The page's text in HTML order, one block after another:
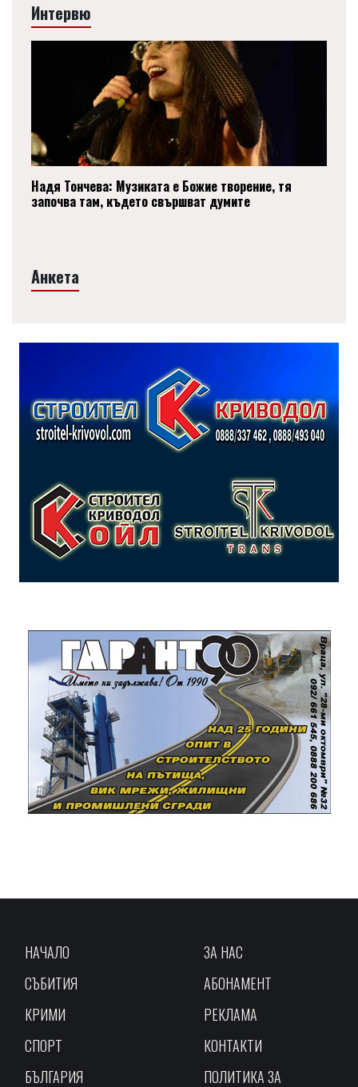
Интервю
Надя Тончева: Музиката е Божие творение, тя
започва там, където свършват думите
Анкета
НАЧАЛО
СЪБИТИЯ
КРИМИ
СПОРТ
БЪЛГАРИЯ
ЗА НАС
АБОНАМЕНТ
РЕКЛАМА
КОНТАКТИ
ПОЛИТИКА ЗА